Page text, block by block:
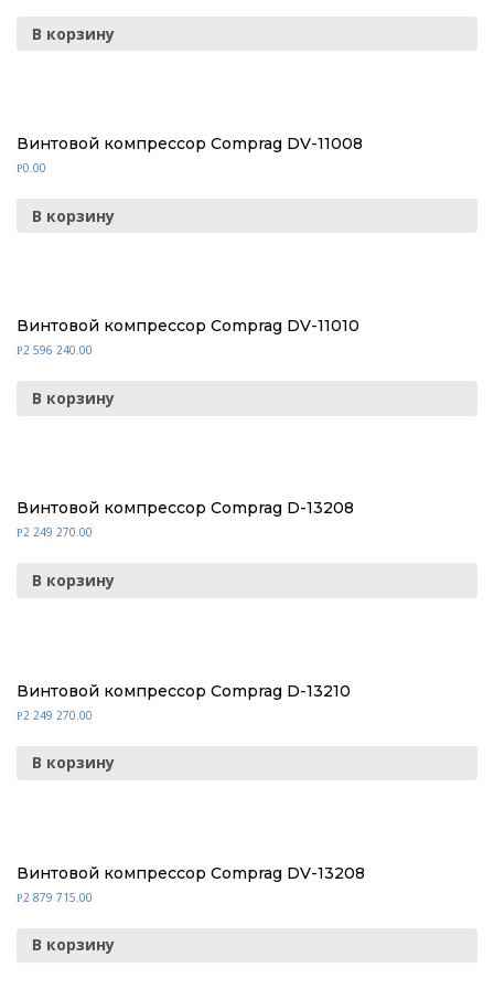
В корзину
Винтовой компрессор Comprag DV-11008
Р0.00
В корзину
Винтовой компрессор Comprag DV-11010
Р2 596 240.00
В корзину
Винтовой компрессор Comprag D-13208
Р2 249 270.00
В корзину
Винтовой компрессор Comprag D-13210
Р2 249 270.00
В корзину
Винтовой компрессор Comprag DV-13208
Р2 879 715.00
В корзину